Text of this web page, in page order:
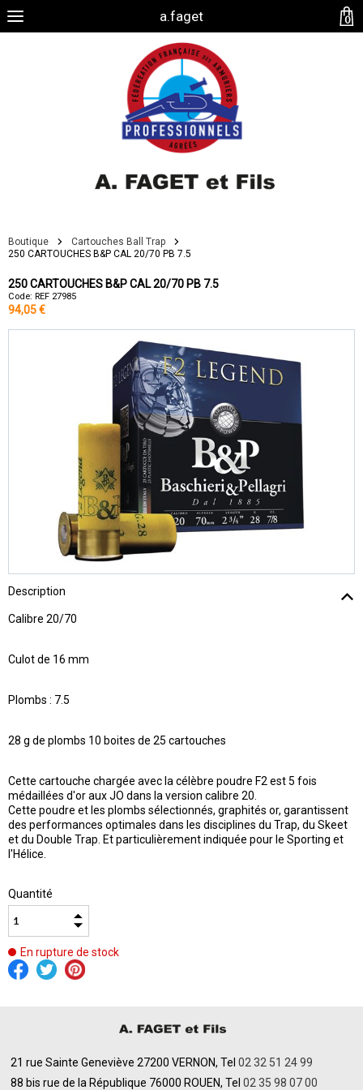
a.faget
Boutique
Cartouches Ball Trap
250 CARTOUCHES B&P CAL 20/70 PB 7.5
250 CARTOUCHES B&P CAL 20/70 PB 7.5
Code: REF 27985
94,05 €
Description
Calibre 20/70
Culot de 16 mm
Plombs : 7.5
28 g de plombs 10 boites de 25 cartouches
Cette cartouche chargée avec la célèbre poudre F2 est 5 fois
médaillées d'or aux JO dans la version calibre 20.
Cette poudre et les plombs sélectionnés, graphités or, garantissent
des performances optimales dans les disciplines du Trap, du Skeet
et du Double Trap. Et particulièrement indiquée pour le Sporting et
l'Hélice.
Quantité
En rupture de stock
21 rue Sainte Geneviève 27200 VERNON, Tel 02 32 51 24 99
88 bis rue de la République 76000 ROUEN, Tel 02 35 98 07 00
0